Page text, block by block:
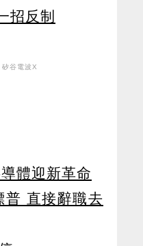
招反制
矽谷電波X
體迎新革命
普 直接辭職去